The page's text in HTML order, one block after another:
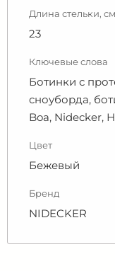
Длина стельки, см
23
Ключевые слова
Ботинки с
сноуборда,
Boa, Nidecker,
Цвет
Бежевый
Бренд
NIDECKER